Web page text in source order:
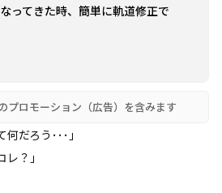
ってきた時、簡単に軌道修正で
プロモーション（広告）を含みます
だろう･･･」
レ？」